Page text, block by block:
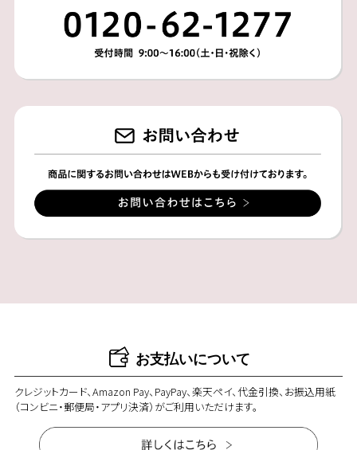
お支払いについて
クレジットカード、Amazon Pay、PayPay、楽天ペイ、代金引換、お振込用紙
（コンビニ・郵便局・アプリ決済）がご利用いただけます。